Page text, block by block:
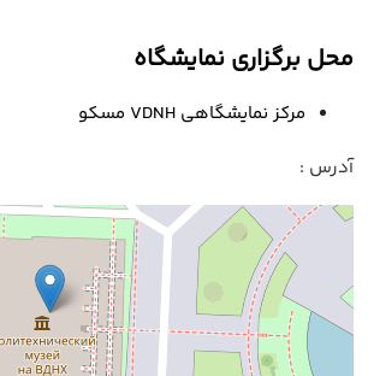
محل برگزاری نمایشگاه
مرکز نمایشگاهی VDNH مسکو
آدرس :